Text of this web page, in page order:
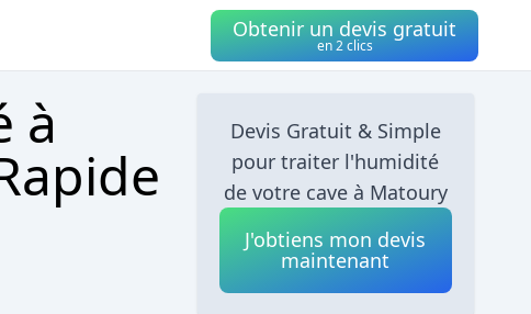
Obtenir un devis gratuit
en 2 clics
à
Devis Gratuit & Simple
pour traiter l'humidité
de votre cave à Matoury
J'obtiens mon devis
maintenant